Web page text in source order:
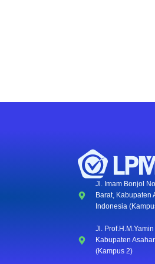
Jl. Imam Bonjol
Barat, Kabupaten
Indonesia
Jl.
Kabupaten
(Kampus 2)